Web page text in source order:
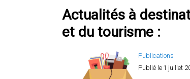
Actualités à
et du tourisme :
Publications
Publié le 1 juillet